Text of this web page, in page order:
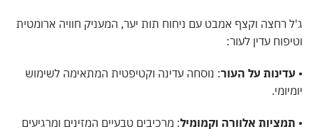
רחצה וקצף אמבט עם ניחוח תות יער, המעניק חוויה ארומטית
עדין לעור:
על העור: נוסחה עדינה וקטיפטית המתאימה לשימוש
אלוורה וקמומיל: מרכיבים טבעיים המזינים ומרגיעים